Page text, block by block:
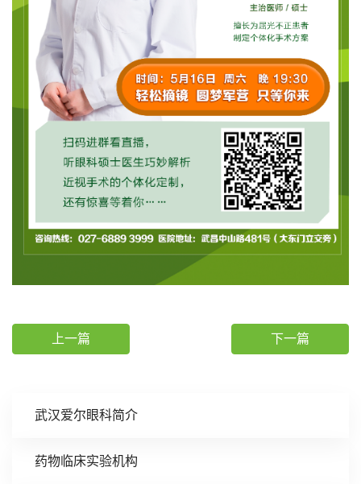
武汉爱尔眼科简介
药物临床实验机构
上一篇 下一篇